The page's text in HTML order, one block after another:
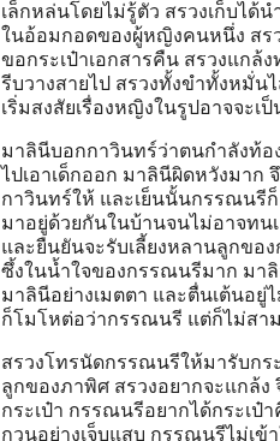
เล็กหล่นโดยไม่รู้ตัว สรวงเก็บได้
ในอ้อมกอดของผู้หญิงคนหนึ่ง ส
ขอกระเป๋าเอกสารคืน สรวงแกล้
รีบวางสายไป สรวงทั้งขำทั้งหมั่
เริ่มสงสัยเรื่องหญิงในรูปอาจจะ
มาลินีบอกกาวินทร์ว่าตนกำลังท้อ
ไปเอาเด็กออก มาลินีผิดหวังมา
กาวินทร์ให้ และเย็นนั้นกรรณนรี
มาอยู่ด้วยกันในบ้านจนไม่อาจทน
และยืนยันจะรับเลี้ยงหลานลูกขอ
ซึ้งในน้ำใจของกรรณนรีมาก มาลิ
มาลินีอย่างเมตตา และตื่นเต้นอยู่
ก็โมโหต่อว่ากรรณนรี แต่ก็ไม่สา
สรวงโทรนัดกรรณนรีให้มารับกร
ลูกของภาพิศ สรวงอยากจะแกล้
กระเป๋า กรรณนรีอยากได้กระเ
กวนอย่างเจ็บแสบ กรรณนรีไม่เข้